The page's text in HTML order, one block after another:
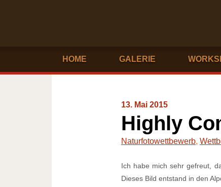
HOME GALERIE
13. Mai 2015
Highly
Naturfotowettbewerb,
Ich habe mich sehr gefreut,
Dieses Bild entstand in den